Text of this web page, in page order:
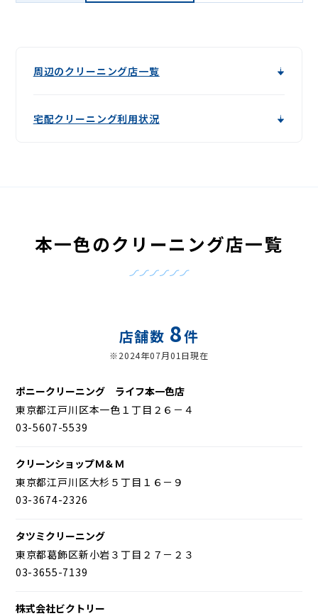
周辺のクリーニング店一覧
宅配クリーニング利用状況
本一色のクリーニング店一覧
店舗数 8件
※2024年07月01日現在
ポニークリーニング ライフ本一色店
東京都江戸川区本一色１丁目２６－４
03-5607-5539
クリーンショップＭ＆Ｍ
東京都江戸川区大杉５丁目１６－９
03-3674-2326
タツミクリーニング
東京都葛飾区新小岩３丁目２７－２３
03-3655-7139
株式会社ビクトリー